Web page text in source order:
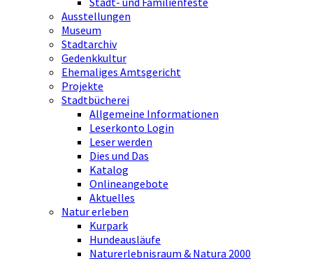
Ausstellungen
Museum
Stadtarchiv
Gedenkkultur
Ehemaliges Amtsgericht
Projekte
Stadtbücherei
Allgemeine Informationen
Leserkonto Login
Leser werden
Dies und Das
Katalog
Onlineangebote
Aktuelles
Natur erleben
Kurpark
Hundeausläufe
Naturerlebnisraum & Natura 2000